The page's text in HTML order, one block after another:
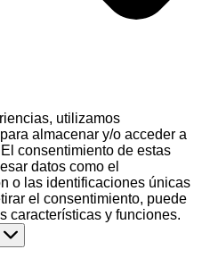
utilizamos
almacenar y/o acceder a
consentimiento de estas
datos como el
o las identificaciones únicas
el consentimiento, puede
características y funciones.